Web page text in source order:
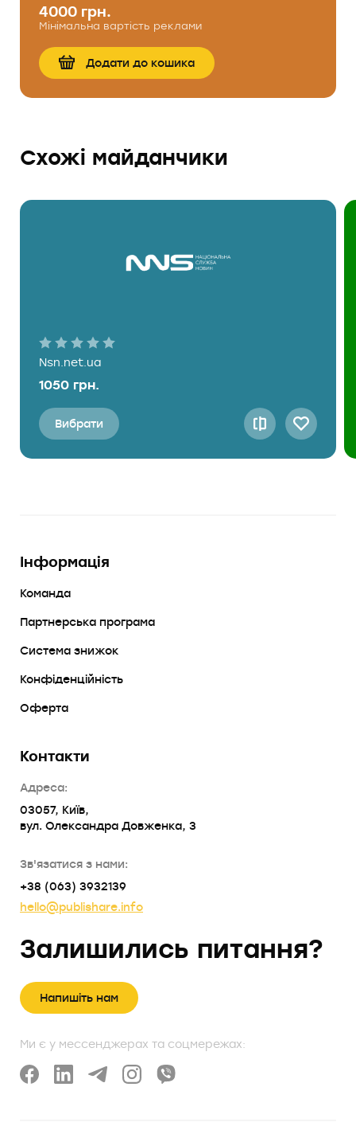
4000 грн.
Мінімальна вартість реклами
Додати до кошика
Cхожі майданчики
Nsn.net.ua
1050 грн.
Вибрати
Інформація
Команда
Партнерська програма
Система знижок
Конфіденційність
Оферта
Контакти
Адреса:
03057, Київ,
вул. Олександра Довженка, 3
Зв'язатися з нами:
+38 (063) 3932139
hello@publishare.info
Залишились питання?
Напишіть нам
Ми є у мессенджерах та соцмережах: